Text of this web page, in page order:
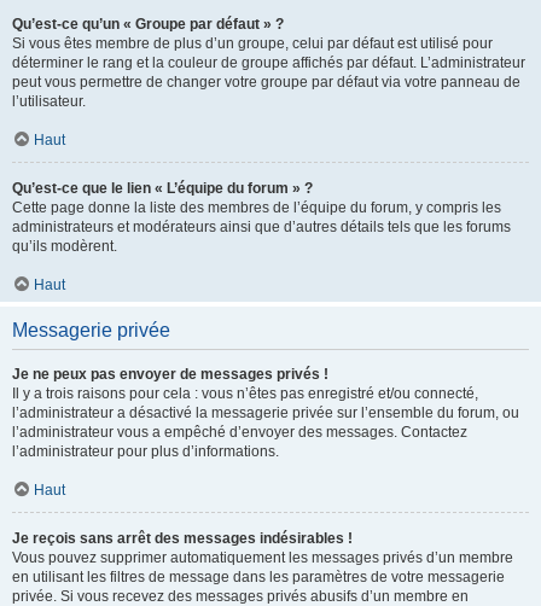
Qu’est-ce qu’un « Groupe par défaut » ?
Si vous êtes membre de plus d’un groupe, celui par défaut est utilisé pour
déterminer le rang et la couleur de groupe affichés par défaut. L’administrateur
peut vous permettre de changer votre groupe par défaut via votre panneau de
l’utilisateur.
Haut
Qu’est-ce que le lien « L’équipe du forum » ?
Cette page donne la liste des membres de l’équipe du forum, y compris les
administrateurs et modérateurs ainsi que d’autres détails tels que les forums
qu’ils modèrent.
Haut
Messagerie privée
Je ne peux pas envoyer de messages privés !
Il y a trois raisons pour cela : vous n’êtes pas enregistré et/ou connecté,
l’administrateur a désactivé la messagerie privée sur l’ensemble du forum, ou
l’administrateur vous a empêché d’envoyer des messages. Contactez
l’administrateur pour plus d’informations.
Haut
Je reçois sans arrêt des messages indésirables !
Vous pouvez supprimer automatiquement les messages privés d’un membre
en utilisant les filtres de message dans les paramètres de votre messagerie
privée. Si vous recevez des messages privés abusifs d’un membre en